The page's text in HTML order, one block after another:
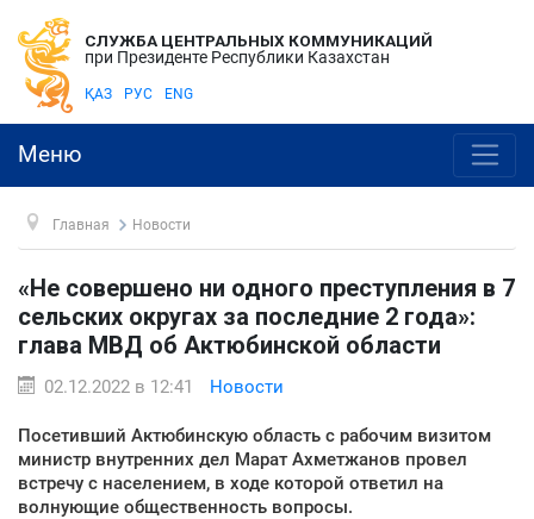
СЛУЖБА ЦЕНТРАЛЬНЫХ КОММУНИКАЦИЙ
при Президенте Республики Казахстан
ҚАЗ РУС ENG
Меню
Главная Новости
«Не совершено ни одного преступления в 7
сельских округах за последние 2 года»:
глава МВД об Актюбинской области
02.12.2022 в 12:41 Новости
Посетивший Актюбинскую область с рабочим визитом
министр внутренних дел Марат Ахметжанов провел
встречу с населением, в ходе которой ответил на
волнующие общественность вопросы.